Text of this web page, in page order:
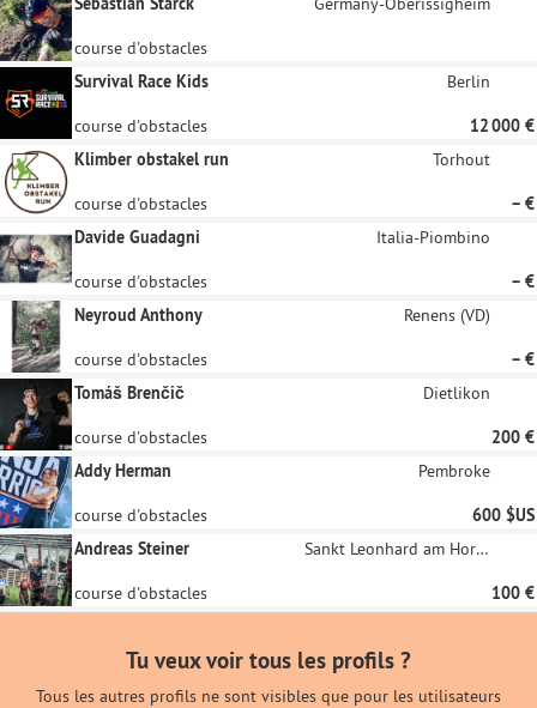
course d'obstacles
Survival Race Kids
Berlin
course d'obstacles
12 000 €
Klimber obstakel run
Torhout
course d'obstacles
– €
Davide Guadagni
Italia-Piombino
course d'obstacles
– €
Neyroud Anthony
Renens (VD)
course d'obstacles
– €
Tomáš Brenčič
Dietlikon
course d'obstacles
200 €
Addy Herman
Pembroke
course d'obstacles
600 $US
Andreas Steiner
Sankt Leonhard am Hornerwald
course d'obstacles 100 €
Tu veux voir tous les profils ?
Tous les autres profils ne sont visibles que pour les utilisateurs